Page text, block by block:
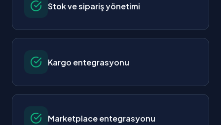
Stok ve sipariş yönetimi
Kargo entegrasyonu
Marketplace entegrasyonu